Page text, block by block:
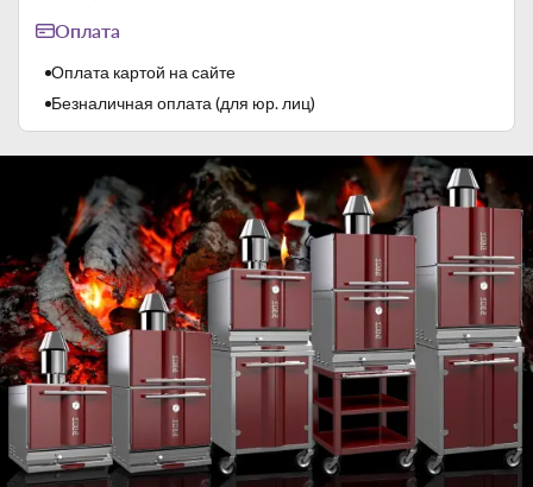
Оплата
Оплата картой на сайте
Безналичная оплата (для юр. лиц)